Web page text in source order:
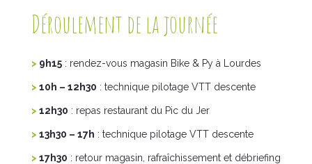
Déroulement de la journée
> 9h15: rendez-vous magasin Bike & Py à Lourdes
> 10h – 12h30 : technique pilotage VTT descente
> 12h30 : repas restaurant du Pic du Jer
> 13h30 – 17h : technique pilotage VTT descente
> 17h30 : retour magasin, rafraîchissement et débriefing